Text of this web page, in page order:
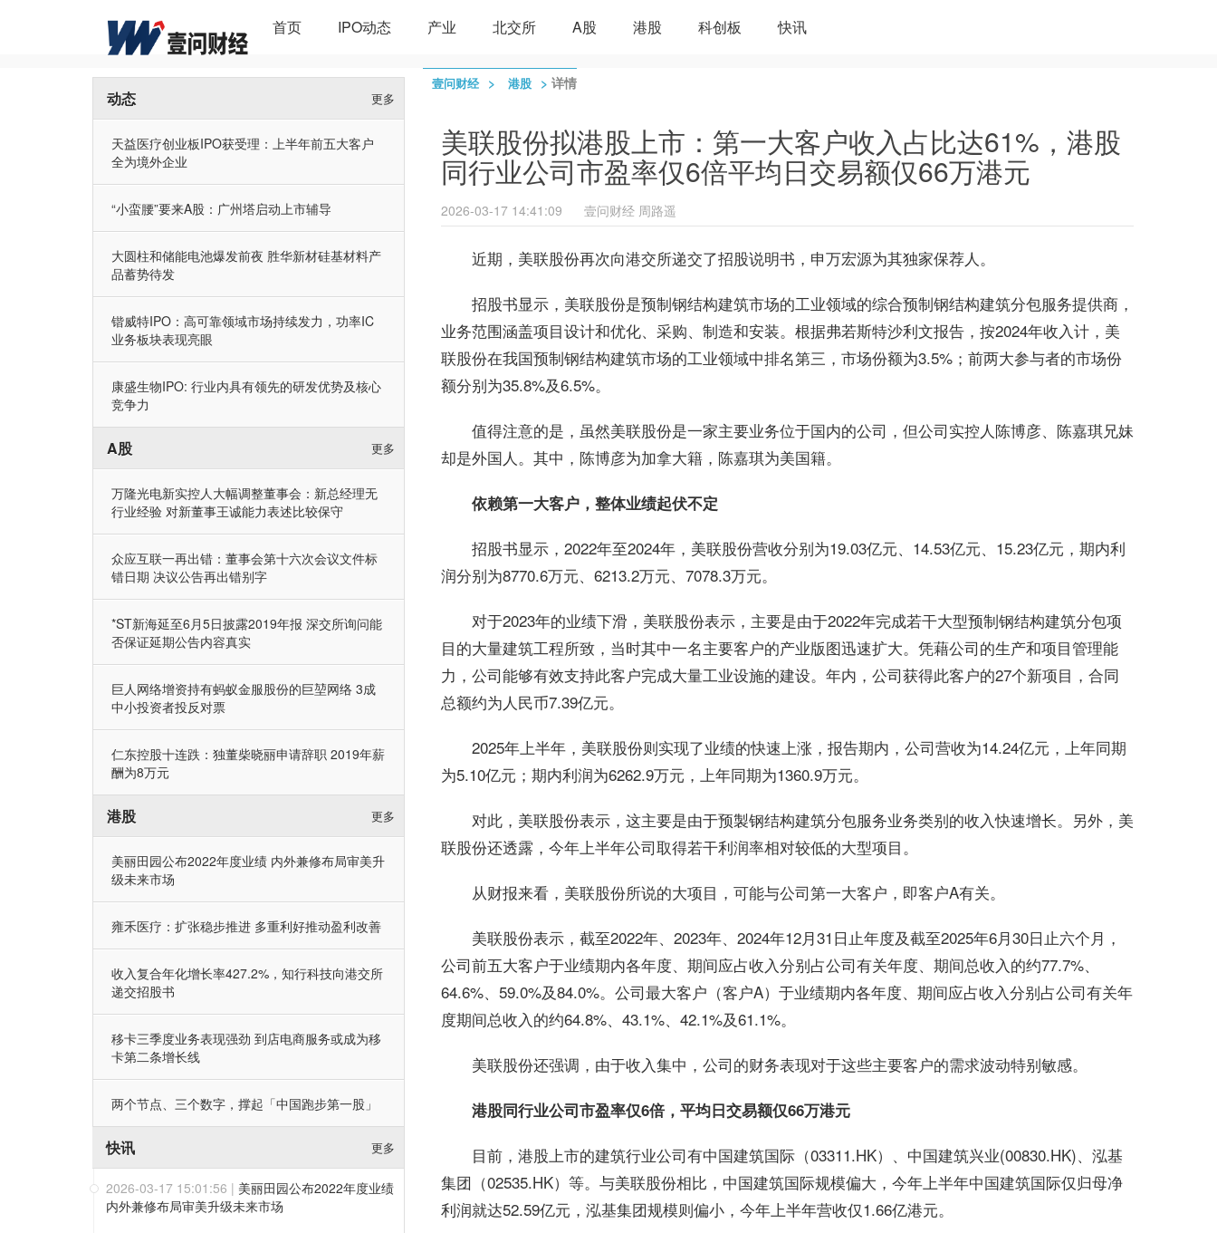
首页 IPO动态 产业 北交所 A股 港股 科创板 快讯
壹问财经 > 港股 > 详情
美联股份拟港股上市：第一大客户收入占比达61%，港股
同行业公司市盈率仅6倍平均日交易额仅66万港元
2026-03-17 14:41:09 壹问财经 周路遥
近期，美联股份再次向港交所递交了招股说明书，申万宏源为其独家保荐人。
招股书显示，美联股份是预制钢结构建筑市场的工业领域的综合预制钢结构建筑分包服务提供商，
业务范围涵盖项目设计和优化、采购、制造和安装。根据弗若斯特沙利文报告，按2024年收入计，美
联股份在我国预制钢结构建筑市场的工业领域中排名第三，市场份额为3.5%；前两大参与者的市场份
额分别为35.8%及6.5%。
值得注意的是，虽然美联股份是一家主要业务位于国内的公司，但公司实控人陈博彦、陈嘉琪兄妹
却是外国人。其中，陈博彦为加拿大籍，陈嘉琪为美国籍。
依赖第一大客户，整体业绩起伏不定
招股书显示，2022年至2024年，美联股份营收分别为19.03亿元、14.53亿元、15.23亿元，期内利
润分别为8770.6万元、6213.2万元、7078.3万元。
对于2023年的业绩下滑，美联股份表示，主要是由于2022年完成若干大型预制钢结构建筑分包项
目的大量建筑工程所致，当时其中一名主要客户的产业版图迅速扩大。凭藉公司的生产和项目管理能
力，公司能够有效支持此客户完成大量工业设施的建设。年内，公司获得此客户的27个新项目，合同
总额约为人民币7.39亿元。
2025年上半年，美联股份则实现了业绩的快速上涨，报告期内，公司营收为14.24亿元，上年同期
为5.10亿元；期内利润为6262.9万元，上年同期为1360.9万元。
对此，美联股份表示，这主要是由于预製钢结构建筑分包服务业务类别的收入快速增长。另外，美
联股份还透露，今年上半年公司取得若干利润率相对较低的大型项目。
从财报来看，美联股份所说的大项目，可能与公司第一大客户，即客户A有关。
美联股份表示，截至2022年、2023年、2024年12月31日止年度及截至2025年6月30日止六个月，
公司前五大客户于业绩期内各年度、期间应占收入分别占公司有关年度、期间总收入的约77.7%、
64.6%、59.0%及84.0%。公司最大客户（客户A）于业绩期内各年度、期间应占收入分别占公司有关年
度期间总收入的约64.8%、43.1%、42.1%及61.1%。
美联股份还强调，由于收入集中，公司的财务表现对于这些主要客户的需求波动特别敏感。
港股同行业公司市盈率仅6倍，平均日交易额仅66万港元
目前，港股上市的建筑行业公司有中国建筑国际（03311.HK）、中国建筑兴业(00830.HK)、泓基
集团（02535.HK）等。与美联股份相比，中国建筑国际规模偏大，今年上半年中国建筑国际仅归母净
利润就达52.59亿元，泓基集团规模则偏小，今年上半年营收仅1.66亿港元。
动态 更多
天益医疗创业板IPO获受理：上半年前五大客户
全为境外企业
“小蛮腰”要来A股：广州塔启动上市辅导
大圆柱和储能电池爆发前夜 胜华新材硅基材料产
品蓄势待发
锴威特IPO：高可靠领域市场持续发力，功率IC
业务板块表现亮眼
康盛生物IPO: 行业内具有领先的研发优势及核心
竞争力
A股 更多
万隆光电新实控人大幅调整董事会：新总经理无
行业经验 对新董事王诚能力表述比较保守
众应互联一再出错：董事会第十六次会议文件标
错日期 决议公告再出错别字
*ST新海延至6月5日披露2019年报 深交所询问能
否保证延期公告内容真实
巨人网络增资持有蚂蚁金服股份的巨堃网络 3成
中小投资者投反对票
仁东控股十连跌：独董柴晓丽申请辞职 2019年薪
酬为8万元
港股 更多
美丽田园公布2022年度业绩 内外兼修布局审美升
级未来市场
雍禾医疗：扩张稳步推进 多重利好推动盈利改善
收入复合年化增长率427.2%，知行科技向港交所
递交招股书
移卡三季度业务表现强劲 到店电商服务或成为移
卡第二条增长线
两个节点、三个数字，撑起「中国跑步第一股」
快讯 更多
2026-03-17 15:01:56 | 美丽田园公布2022年度业绩
内外兼修布局审美升级未来市场